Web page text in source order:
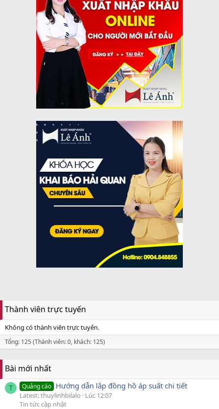
Thành viên trực tuyến
Không có thành viên trực tuyến.
Tổng: 125 (Thành viên: 0, khách: 125)
Bài mới nhất
T Quảng cáo Hướng dẫn lắp đồng hồ áp suất chi tiết
Latest: thuylinhbilalo
Lúc 12:07
Tin tức cập nhật